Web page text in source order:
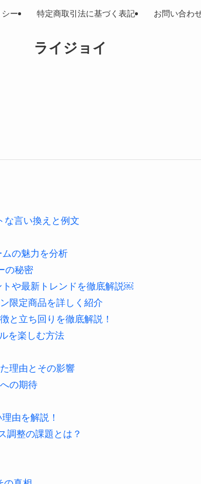
ライジョイ
ー 特定商取引法に基づく表記 お問い合わ
な言い換えと例文
の魅力を分析
の秘密
トや最新トレンドを徹底解説￼
限定商品を詳しく紹介
と立ち回りを徹底解説！
を楽しむ方法
理由とその影響
の期待
由を解説！
調整の課題とは？